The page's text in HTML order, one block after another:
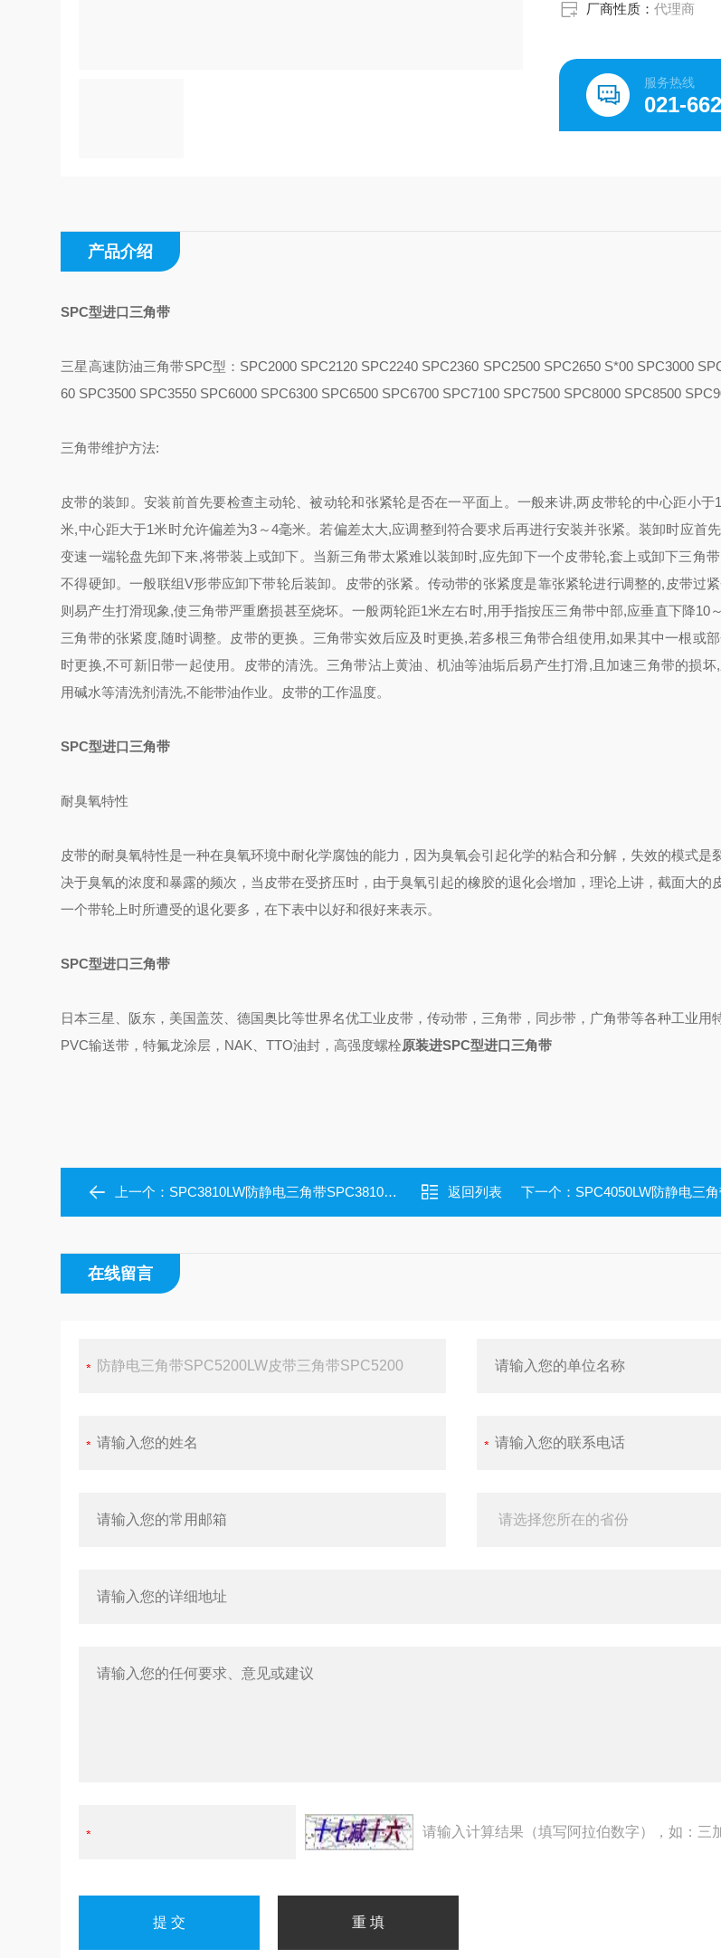
厂商性质：代理商
服务热线
021-
产品介绍
SPC型进口三角带
三星高速防油三角带SPC型：SPC2000 SPC2120 SPC2240 SPC2360 SPC2500 SPC2650 S*00 SPC3000
60 SPC3500 SPC3550 SPC6000 SPC6300 SPC6500 SPC6700 SPC7100 SPC7500 SPC8000 SPC8500
三角带维护方法:
皮带的装卸。安装前首先要检查主动轮、被动轮和张紧轮是否在一平面上。一般来讲,两皮带轮的中心距小于
米,中心距大于1米时允许偏差为3～4毫米。若偏差太大,应调整到符合要求后再进行安装并张紧。装卸时应首
变速一端轮盘先卸下来,将带装上或卸下。当新三角带太紧难以装卸时,应先卸下一个皮带轮,套上或卸下三角
不得硬卸。一般联组V形带应卸下带轮后装卸。皮带的张紧。传动带的张紧度是靠张紧轮进行调整的,皮带过
则易产生打滑现象,使三角带严重磨损甚至烧坏。一般两轮距1米左右时,用手指按压三角带中部,应垂直下降10
三角带的张紧度,随时调整。皮带的更换。三角带实效后应及时更换,若多根三角带合组使用,如果其中一根或
时更换,不可新旧带一起使用。皮带的清洗。三角带沾上黄油、机油等油垢后易产生打滑,且加速三角带的损
用碱水等清洗剂清洗,不能带油作业。皮带的工作温度。
SPC型进口三角带
耐臭氧特性
皮带的耐臭氧特性是一种在臭氧环境中耐化学腐蚀的能力，因为臭氧会引起化学的粘合和分解，失效的模式是
决于臭氧的浓度和暴露的频次，当皮带在受挤压时，由于臭氧引起的橡胶的退化会增加，理论上讲，截面大的
一个带轮上时所遭受的退化要多，在下表中以好和很好来表示。
SPC型进口三角带
日本三星、阪东，美国盖茨、德国奥比等世界名优工业皮带，传动带，三角带，同步带，广角带等各种工业用
PVC输送带，特氟龙涂层，NAK、TTO油封，高强度螺栓原装进SPC型进口三角带
上一个： SPC3810LW防静电三角带SPC3810LW皮带三角带SPC3810 返回列表 下一个： SPC4050LW防静电三角带SPC4050LW
在线留言
请输入计算结果（填写阿拉伯数字），如：三